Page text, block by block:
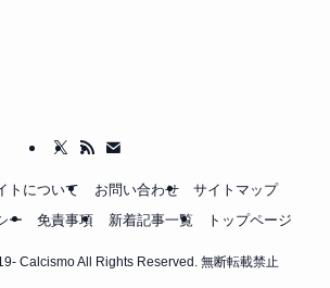
トについて お問い合わせ
サイトマップ
ー
免責事項 新着記事一覧 トップページ
Calcismo All Rights Reserved. 無断転載禁止